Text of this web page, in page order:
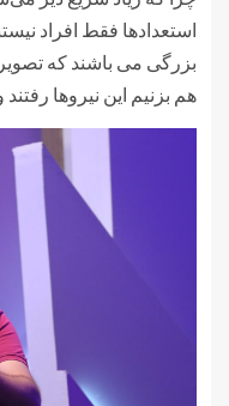
استعدادها فقط افراد
بزرگی می باشند که
هم بزنیم این نیروها